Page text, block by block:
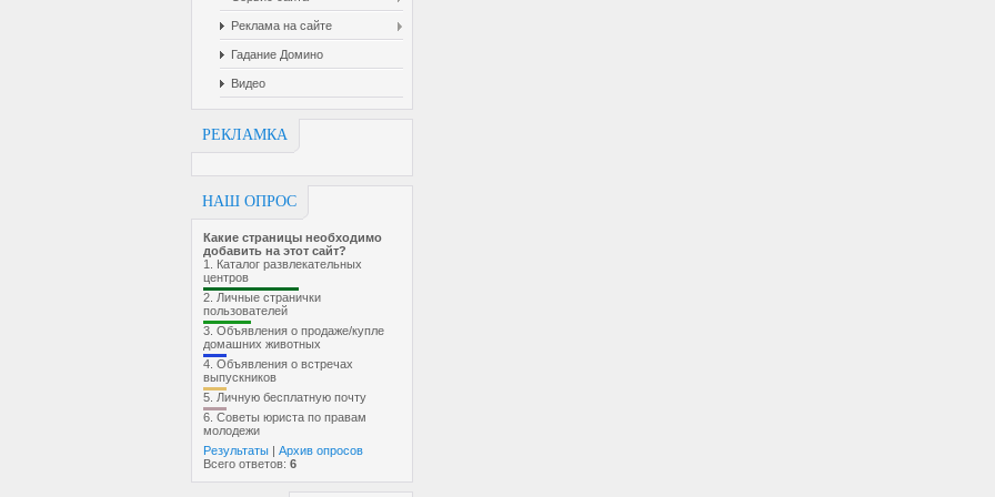
Реклама на сайте
Гадание Домино
Видео
РЕКЛАМКА
НАШ ОПРОС
Какие страницы необходимо
добавить на этот сайт?
1. Каталог развлекательных
центров
2. Личные странички
пользователей
3. Объявления о продаже/купле
домашних животных
4. Объявления о встречах
выпускников
5. Личную бесплатную почту
6. Советы юриста по правам
молодежи
Результаты | Архив опросов
Всего ответов: 6